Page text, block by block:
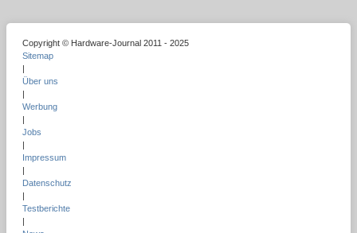
Copyright © Hardware-Journal 2011 - 2025
Sitemap
|
Über uns
|
Werbung
|
Jobs
|
Impressum
|
Datenschutz
|
Testberichte
|